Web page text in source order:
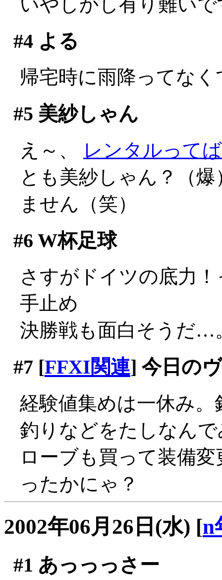
#4よる
帰宅時に雨降ってな
#5 美紗しゃん
え～、
レンタルってば
とも美紗しゃん？（
ません（笑）
#6 W杯足球
さすがドイツの底力
手止め
決勝戦も面白そうだ…
#7 [FFXI関連] 今日の
経験値集めは一休み
釣りなどをたしなん
ローブも買って装備
ったかにゃ？
2002年06月26日(水) [n
#1 あっっっさー